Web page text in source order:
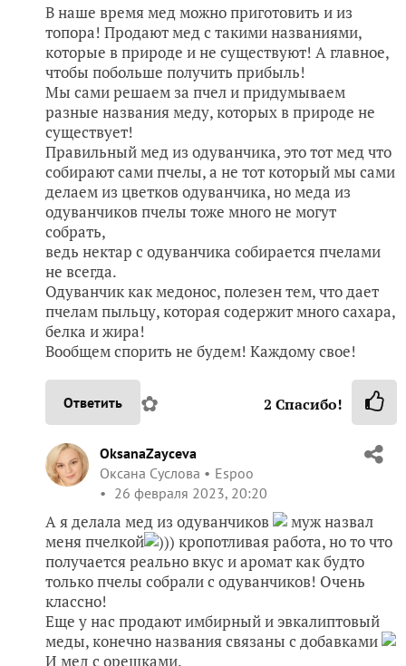
В наше время мед можно приготовить и из
топора! Продают мед с такими названиями,
которые в природе и не существуют! А главное,
чтобы побольше получить прибыль!
Мы сами решаем за пчел и придумываем
разные названия меду, которых в природе не
существует!
Правильный мед из одуванчика, это тот мед что
собирают сами пчелы, а не тот который мы сами
делаем из цветков одуванчика, но меда из
одуванчиков пчелы тоже много не могут
собрать,
ведь нектар с одуванчика собирается пчелами
не всегда.
Одуванчик как медонос, полезен тем, что дает
пчелам пыльцу, которая содержит много сахара,
белка и жира!
Вообщем спорить не будем! Каждому свое!
Ответить ✿ 2 Спасибо!
OksanaZayceva
Оксана Суслова
Espoo
26 февраля 2023, 20:20
А я делала мед из одуванчиков
муж назвал
меня пчелкой
))) кропотливая работа, но то что
получается реально вкус и аромат как будто
только пчелы собрали с одуванчиков! Очень
классно!
Еще у нас продают имбирный и эвкалиптовый
меды, конечно названия связаны с добавками
И мед с орешками.